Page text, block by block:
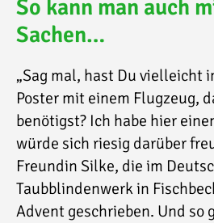
So kann man auch
Sachen…
„Sag mal, hast Du vielleicht
Poster mit einem Flugzeug,
benötigst? Ich habe hier
würde sich riesig darüber
Freundin Silke, die im
Taubblindenwerk in
Advent geschrieben. Und so